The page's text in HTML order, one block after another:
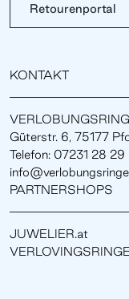
Retourenportal
KONTAKT
Güterstr. 6, 75177
Telefon: 07231 28
PARTNERSHOPS
JUWELIER.at